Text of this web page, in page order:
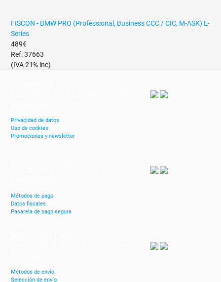
FISCON - BMW PRO (Professional, Business CCC / CIC, M-ASK) E-
Series
489€
Ref: 37663
(IVA 21% inc)
Privacidad de datos
Uso de cookies
Promociones y newsletter
Métodos de pago
Datos fiscales
Pasarela de pago segura
Métodos de envío
Selección de envío